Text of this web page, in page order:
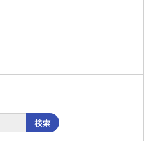
検索